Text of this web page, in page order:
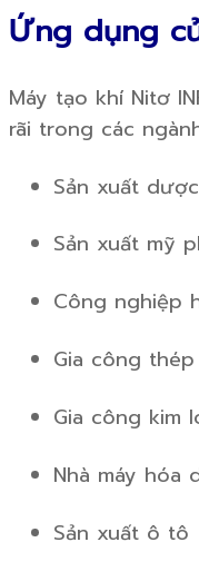
Ứng dụng
Máy tạo khí Nitơ
rãi trong các
Sản xuất
Sản xuất mỹ
Công nghiệp
Gia công
Gia công kim
Nhà máy hóa
Sản xuất ô tô